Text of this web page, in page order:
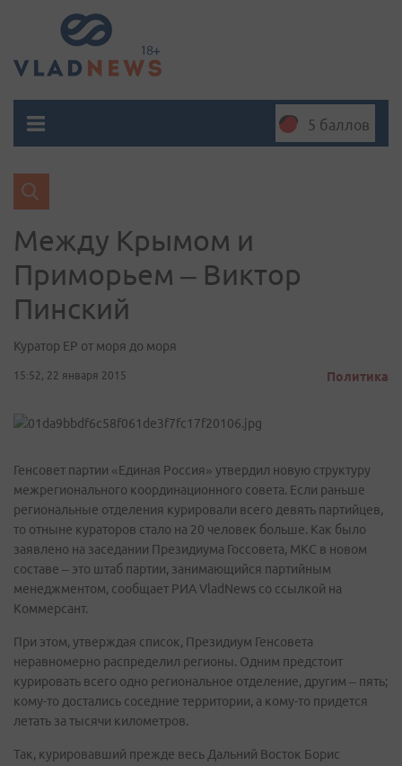
5 баллов
Между Крымом и
Приморьем – Виктор
Пинский
Куратор ЕР от моря до моря
15:52, 22 января 2015 Политика
Генсовет партии «Единая Россия» утвердил новую структуру
межрегионального координационного совета. Если раньше
региональные отделения курировали всего девять партийцев,
то отныне кураторов стало на 20 человек больше. Как было
заявлено на заседании Президиума Госсовета, МКС в новом
составе – это штаб партии, занимающийся партийным
менеджментом, сообщает РИА VladNews со ссылкой на
Коммерсант.
При этом, утверждая список, Президиум Генсовета
неравномерно распределил регионы. Одним предстоит
курировать всего одно региональное отделение, другим – пять;
кому-то достались соседние территории, а кому-то придется
летать за тысячи километров.
Так, курировавший прежде весь Дальний Восток Борис